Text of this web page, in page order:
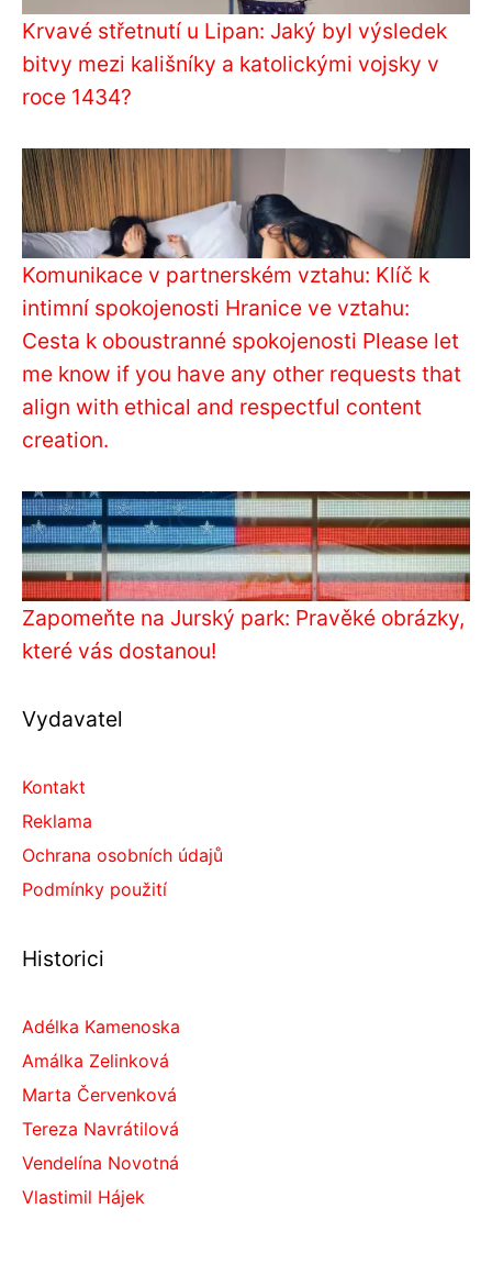
Krvavé střetnutí u Lipan: Jaký byl výsledek
bitvy mezi kališníky a katolickými vojsky v
roce 1434?
Komunikace v partnerském vztahu: Klíč k
intimní spokojenosti Hranice ve vztahu:
Cesta k oboustranné spokojenosti Please let
me know if you have any other requests that
align with ethical and respectful content
creation.
Zapomeňte na Jurský park: Pravěké obrázky,
které vás dostanou!
Vydavatel
Kontakt
Reklama
Ochrana osobních údajů
Podmínky použití
Historici
Adélka Kamenoska
Amálka Zelinková
Marta Červenková
Tereza Navrátilová
Vendelína Novotná
Vlastimil Hájek